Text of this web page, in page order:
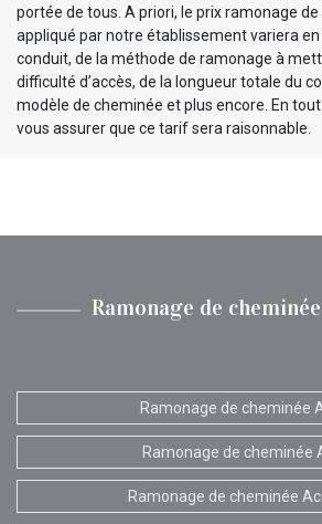
portée de tous. A priori, le prix ramonage
appliqué par notre établissement variera
conduit, de la méthode de ramonage à
difficulté d’accès, de la longueur totale du
modèle de cheminée et plus encore. En
vous assurer que ce tarif sera raisonnable.
Ramonage de
Ramonage de cheminée
Ramonage de cheminée
Ramonage de cheminée